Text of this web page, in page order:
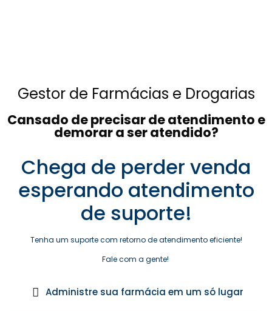
Gestor de Farmácias e Drogarias
Cansado de precisar de atendimento e
demorar a ser atendido?
Chega de perder venda
esperando atendimento
de suporte!
Tenha um suporte com retorno de atendimento eficiente!
Fale com a gente!
Administre sua farmácia em um só lugar